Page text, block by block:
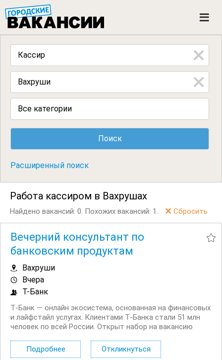
n
Все категории
Расширенный поиск
Работа кассиром в Вахрушах
Найдено вакансий: 0. Похожих вакансий: 1. Сбросить
Вечерний консультант по
банковским продуктам
Вахруши
Вчера
Т-Банк
Т‑Банк — онлайн экосистема, основанная на финансовых
и лайфстайл услугах. Клиентами Т‑Банка стали 51 млн
человек по всей России. Открыт набор на вакансию
будете делать: Консультировать клиентов по
депозитным продуктам на входящих звонках...
Подробнее Откликнуться